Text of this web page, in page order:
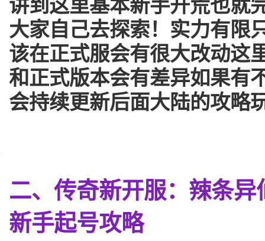
大家自己去探索！实力有限
该在正式服会有很大改动这
和正式版本会有差异如果有
会持续更新后面大陆的攻略
二、传奇新开服：辣条
新手起号攻略